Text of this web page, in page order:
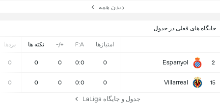
دیدن همه
جایگاه های فعلی در جدول
امتیازها F:A
+/- نکته ها بردها
2
Espanyol
0
0:0
0
0
0
15
Villarreal
0
0:0
0
0
0
جدول و جایگاه LaLiga